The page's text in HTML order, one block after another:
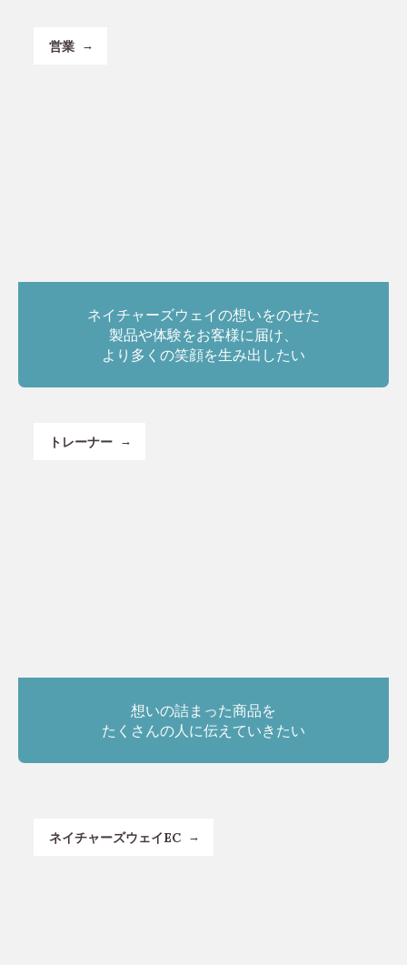
営業
ネイチャーズウェイの想いをのせた
製品や体験をお客様に届け、
より多くの笑顔を生み出したい
トレーナー
想いの詰まった商品を
たくさんの人に伝えていきたい
ネイチャーズウェイEC